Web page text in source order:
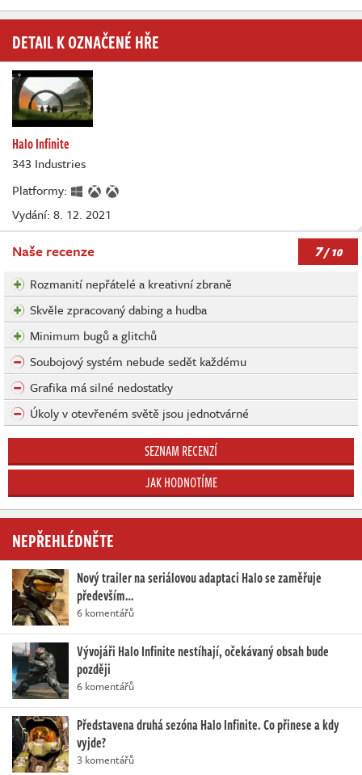
DETAIL K OZNAČENÉ HŘE
Halo Infinite
343 Industries
Platformy:
Vydání: 8. 12. 2021
Naše recenze 7/ 10
Rozmanití nepřátelé a kreativní zbraně
Skvěle zpracovaný dabing a hudba
Minimum bugů a glitchů
Soubojový systém nebude sedět každému
Grafika má silné nedostatky
Úkoly v otevřeném světě jsou jednotvárné
SEZNAM RECENZÍ
JAK HODNOTÍME
NEPŘEHLÉDNĚTE
Nový trailer na seriálovou adaptaci Halo se zaměřuje
především…
6 komentářů
Vývojáři Halo Infinite nestíhají, očekávaný obsah bude
později
6 komentářů
Představena druhá sezóna Halo Infinite. Co přinese a kdy
vyjde?
3 komentářů